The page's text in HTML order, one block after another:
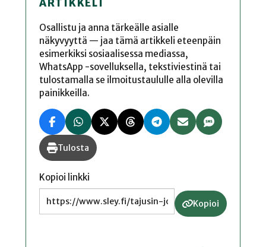
ARTIKKELI
Osallistu ja anna tärkeälle asialle
näkyvyyttä — jaa tämä artikkeli eteenpäin
esimerkiksi sosiaalisessa mediassa,
WhatsApp -sovelluksella, tekstiviestinä tai
tulostamalla se ilmoitustaululle alla olevilla
painikkeilla.
Tulosta
Kopioi linkki
Kopioi